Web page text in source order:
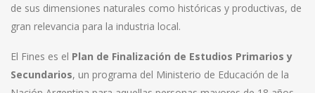
de sus dimensiones naturales como históricas y productivas, de
gran relevancia para la industria local.
El Fines es el Plan de Finalización de Estudios Primarios y
Secundarios, un programa del Ministerio de Educación de la